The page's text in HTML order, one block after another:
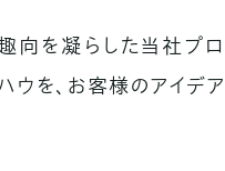
向を凝らした当社プロ
ウを、お客様のアイデア